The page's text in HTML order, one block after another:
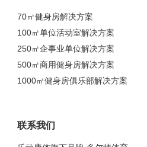
70㎡健身房解决方案
100㎡单位活动室解决方案
250㎡企事业单位解决方案
500㎡商用健身房解决方案
1000㎡健身房俱乐部解决方案
联系我们